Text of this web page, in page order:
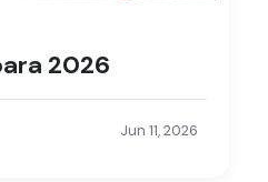
2026
Jun 11, 2026